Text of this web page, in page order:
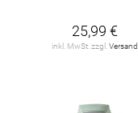
25,99 €
inkl. MwSt. zzgl. Versand